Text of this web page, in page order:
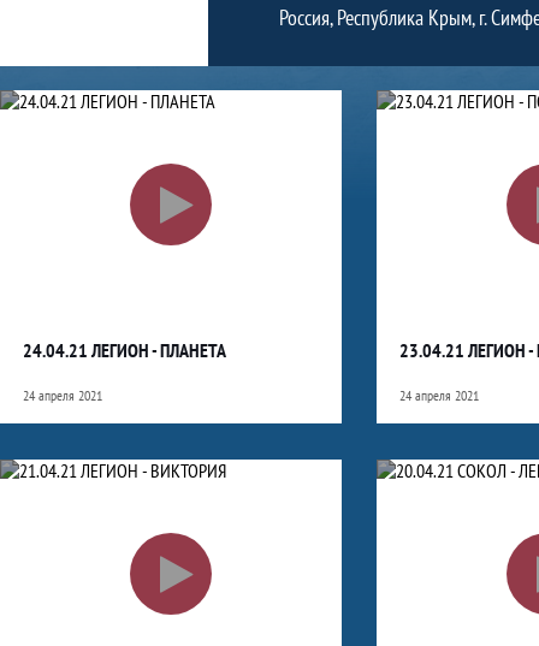
Россия, Республика Крым, г.
Видео
24.04.21 ЛЕГИОН - ПЛАНЕТА
24 апреля 2021
23.04.21 ЛЕГИОН
24 апреля 2021